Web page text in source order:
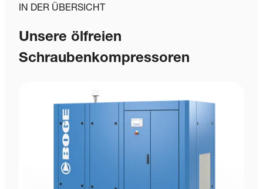
IN DER ÜBERSICHT
Unsere ölfreien
Schraubenkompressoren